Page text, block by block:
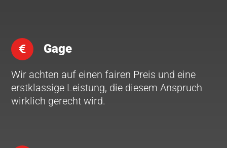
Gage
Wir achten auf einen fairen Preis und eine
erstklassige Leistung, die diesem Anspruch
wirklich gerecht wird.